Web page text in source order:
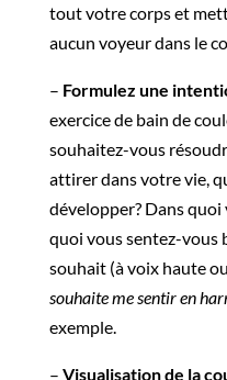
tout votre corps et
aucun voyeur dans le
– Formulez une
exercice de bain de
souhaitez-vous
attirer dans votre vie,
développer? Dans quoi
quoi vous sentez-vous
souhait (à voix haute
souhaite me sentir en
exemple.
– Visualisation de la